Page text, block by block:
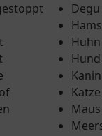
Degu
Huhn
Hund
Katze
Maus